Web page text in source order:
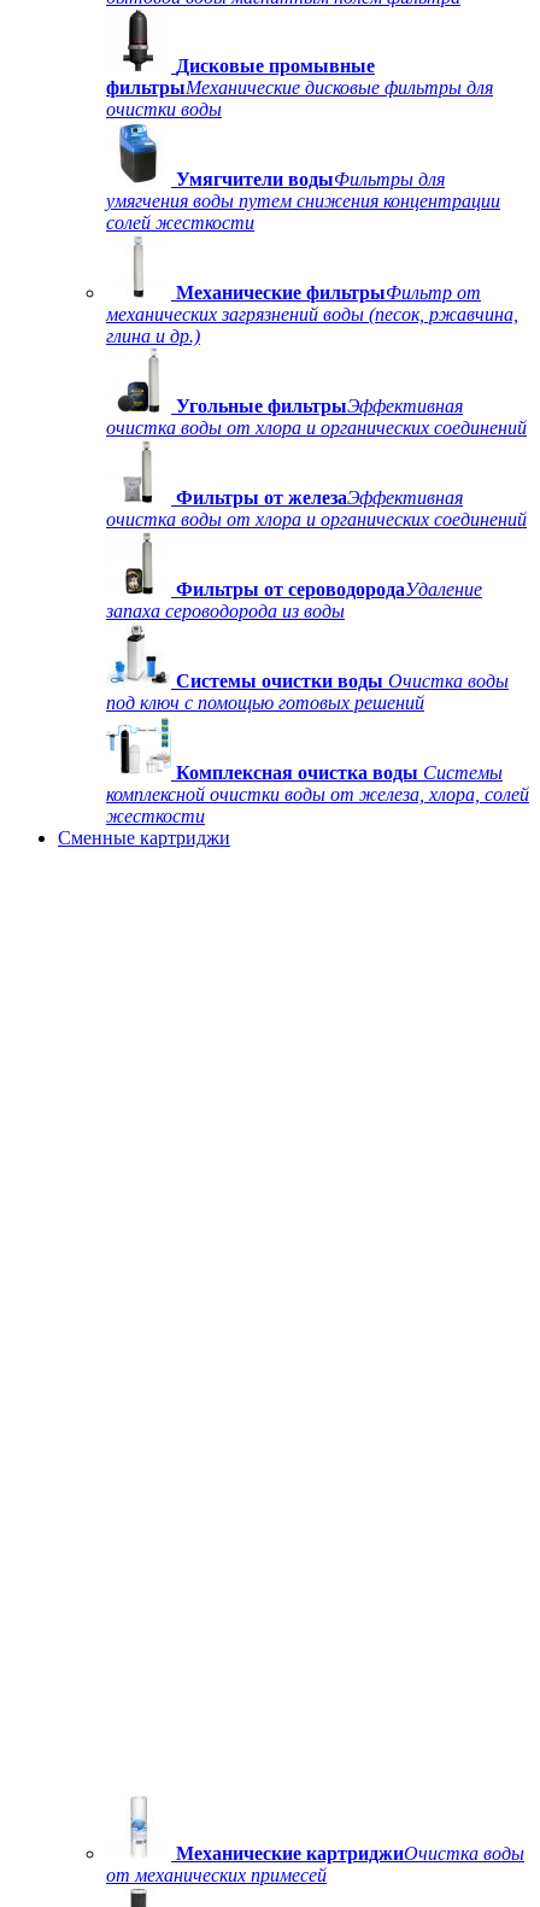
Дисковые промывные
фильтрыМеханические дисковые фильтры для
очистки воды
Умягчители водыФильтры для
умягчения воды путем снижения концентрации
солей жесткости
Механические фильтрыФильтр от
механических загрязнений воды (песок, ржавчина,
глина и др.)
Угольные фильтрыЭффективная
очистка воды от хлора и органических соединений
Фильтры от железаЭффективная
очистка воды от хлора и органических соединений
Фильтры от сероводородаУдаление
запаха сероводорода из воды
Системы очистки воды Очистка воды
под ключ с помощью готовых решений
Комплексная очистка воды Системы
комплексной очистки воды от железа, хлора, солей
жесткости
Сменные картриджи
Механические картриджиОчистка воды
от механических примесей